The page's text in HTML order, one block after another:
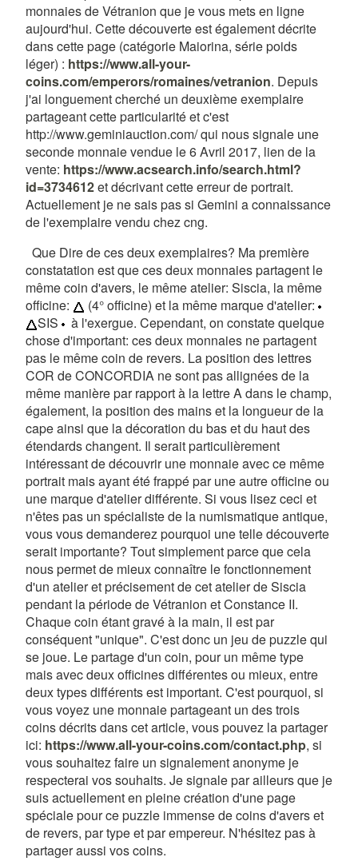
monnaies de Vétranion que je vous mets en ligne
aujourd'hui. Cette découverte est également décrite
dans cette page (catégorie Maiorina, série poids
léger) : https://www.all-your-
coins.com/emperors/romaines/vetranion. Depuis
j'ai longuement cherché un deuxième exemplaire
partageant cette particularité et c'est
http://www.geminiauction.com/ qui nous signale une
seconde monnaie vendue le 6 Avril 2017, lien de la
vente: https://www.acsearch.info/search.html?
id=3734612et décrivant cette erreur de portrait.
Actuellement je ne sais pas si Gemini a connaissance
de l'exemplaire vendu chez cng.
Que Dire de ces deux exemplaires? Ma première
constatation est que ces deux monnaies partagent le
même coin d'avers, le même atelier: Siscia, la même
officine:
(4° officine) et la même marque d'atelier:
SIS
à l'exergue. Cependant, on constate quelque
chose d'important: ces deux monnaies ne partagent
pas le même coin de revers. La position des lettres
COR de CONCORDIA ne sont pas allignées de la
même manière par rapport à la lettre A dans le champ,
également, la position des mains et la longueur de la
cape ainsi que la décoration du bas et du haut des
étendards changent. Il serait particulièrement
intéressant de découvrir une monnaie avec ce même
portrait mais ayant été frappé par une autre officine ou
une marque d'atelier différente. Si vous lisez ceci et
n'êtes pas un spécialiste de la numismatique antique,
vous vous demanderez pourquoi une telle découverte
serait importante? Tout simplement parce que cela
nous permet de mieux connaître le fonctionnement
d'un atelier et précisement de cet atelier de Siscia
pendant la période de Vétranion et Constance II.
Chaque coin étant gravé à la main, il est par
conséquent "unique". C'est donc un jeu de puzzle qui
se joue. Le partage d'un coin, pour un même type
mais avec deux officines différentes ou mieux, entre
deux types différents est important. C'est pourquoi, si
vous voyez une monnaie partageant un des trois
coins décrits dans cet article, vous pouvez la partager
ici: https://www.all-your-coins.com/contact.php, si
vous souhaitez faire un signalement anonyme je
respecterai vos souhaits. Je signale par ailleurs que je
suis actuellement en pleine création d'une page
spéciale pour ce puzzle immense de coins d'avers et
de revers, par type et par empereur. N'hésitez pas à
partager aussi vos coins.